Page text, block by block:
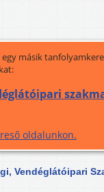
másik
oldalunkon.
Vendéglátóipari